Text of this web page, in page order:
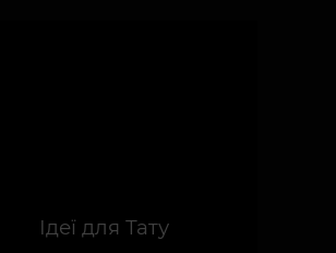
Ідеї для Тату